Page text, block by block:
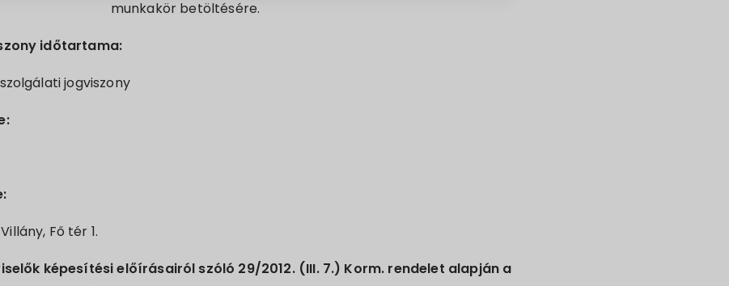
munkakör betöltésére.
időtartama:
jogviszony
Fő tér 1.
képesítési előírásairól szóló 29/2012. (III. 7.) Korm. rendelet alapján a